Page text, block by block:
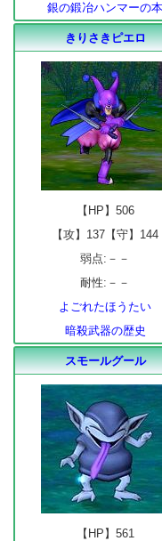
銀の鍛冶ハンマーの本
きりさきピエロ
【HP】506
【攻】137【守】144
弱点:－－
耐性:－－
よごれたほうたい
暗殺武器の歴史
スモールグール
【HP】561